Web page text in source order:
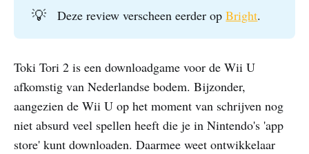
💡 Deze review verscheen eerder opBright.
Toki Tori 2 is een downloadgame voor de Wii U
afkomstig van Nederlandse bodem. Bijzonder,
aangezien de Wii U op het moment van schrijven nog
niet absurd veel spellen heeft die je in Nintendo's 'app
store' kunt downloaden. Daarmee weet ontwikkelaar